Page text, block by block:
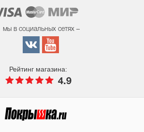
мы в социальных сетях –
Рейтинг магазина:
4.9